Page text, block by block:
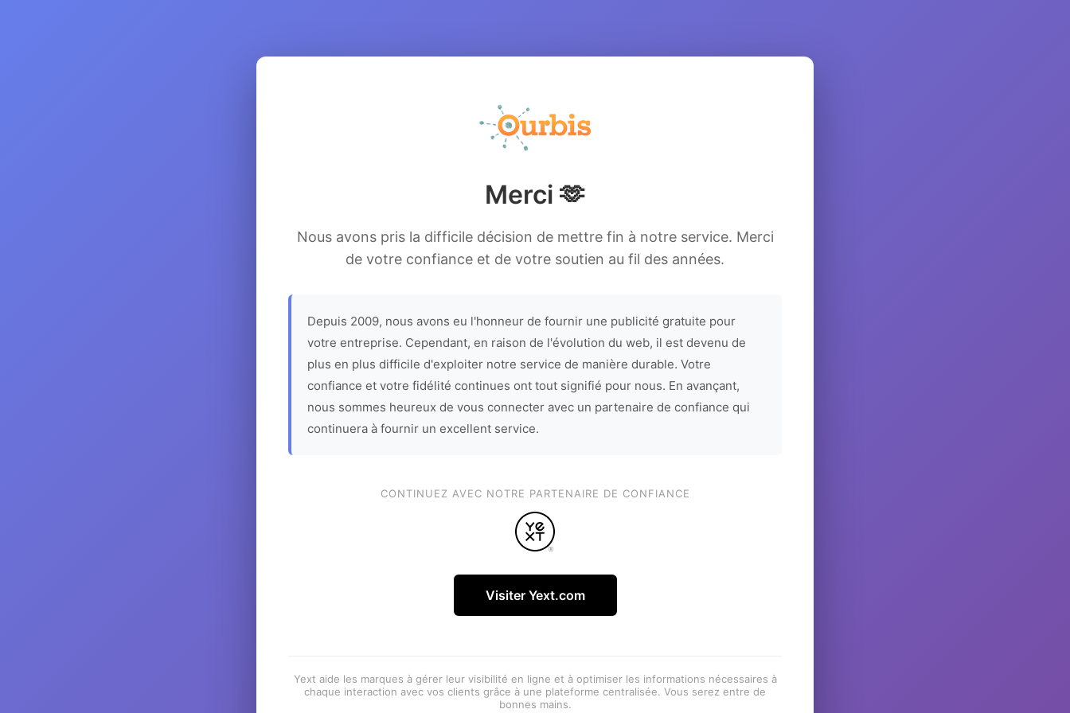
Merci 🫶
Nous avons pris la difficile décision de mettre fin à notre service. Merci
de votre confiance et de votre soutien au fil des années.
Depuis 2009, nous avons eu l'honneur de fournir une publicité gratuite pour
votre entreprise. Cependant, en raison de l'évolution du web, il est devenu de
plus en plus difficile d'exploiter notre service de manière durable. Votre
confiance et votre fidélité continues ont tout signifié pour nous. En avançant,
nous sommes heureux de vous connecter avec un partenaire de confiance qui
continuera à fournir un excellent service.
CONTINUEZ AVEC NOTRE PARTENAIRE DE CONFIANCE
Visiter Yext.com
Yext aide les marques à gérer leur visibilité en ligne et à optimiser les informations nécessaires à
chaque interaction avec vos clients grâce à une plateforme centralisée. Vous serez entre de
bonnes mains.